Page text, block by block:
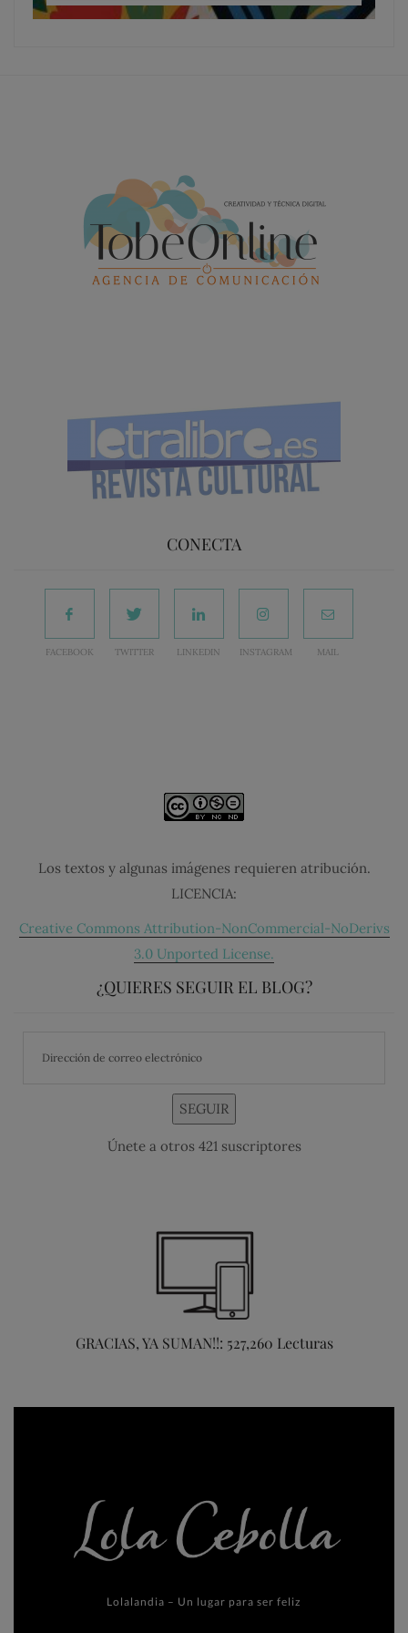
CONECTA
FACEBOOK TWITTER LINKEDIN INSTAGRAM MAIL
Los textos y algunas imágenes requieren atribución.
LICENCIA:
Creative Commons Attribution-NonCommercial-NoDerivs
3.0 Unported License.
¿QUIERES SEGUIR EL BLOG?
SEGUIR
Únete a otros 421 suscriptores
GRACIAS, YA SUMAN!!: 527,260 Lecturas
Lolalandia – Un lugar para ser feliz